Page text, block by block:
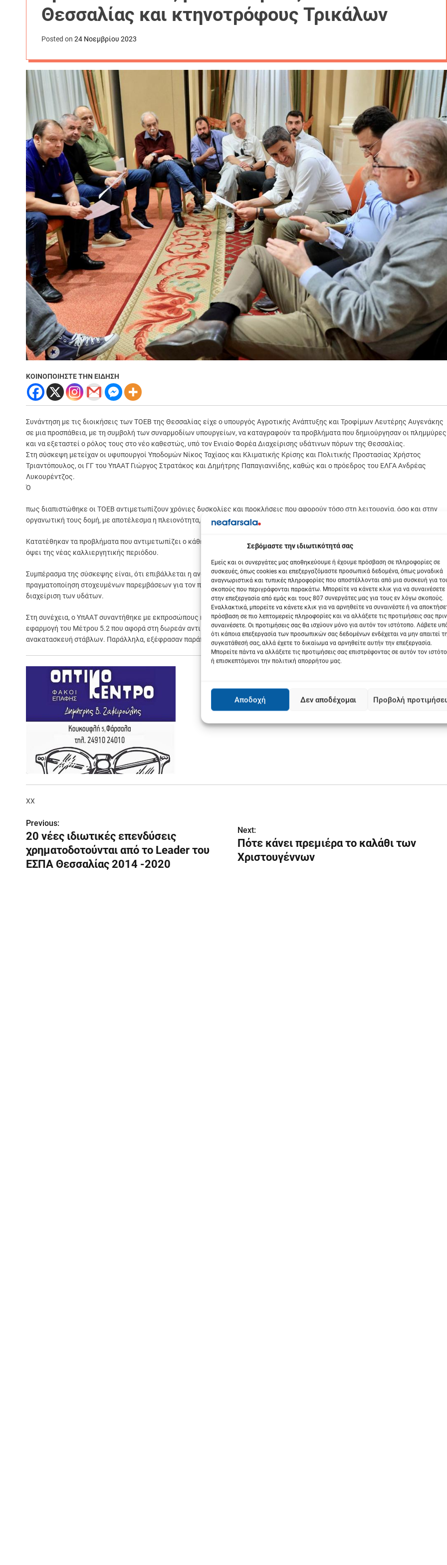
Σεβόμαστε την ιδιωτικότητά σας
Εμείς και οι συνεργάτες μας αποθηκεύουμε ή έχουμε πρόσβαση σε πληροφορίες σε
συσκευές, όπως cookies και επεξεργαζόμαστε προσωπικά δεδομένα, όπως μοναδικά
αναγνωριστικά και τυπικές πληροφορίες που αποστέλλονται από μια συσκευή για
σκοπούς που περιγράφονται παρακάτω. Μπορείτε να κάνετε κλικ για να συναινέσετε
στην επεξεργασία από εμάς και τους 807 συνεργάτες μας για τους εν λόγω σκοπούς.
Εναλλακτικά, μπορείτε να κάνετε κλικ για να αρνηθείτε να συναινέστε ή να
πρόσβαση σε πιο λεπτομερείς πληροφορίες και να αλλάξετε τις προτιμήσεις σας πριν
συναινέσετε. Οι προτιμήσεις σας θα ισχύουν μόνο για αυτόν τον ιστότοπο. Λάβετε
ότι κάποια επεξεργασία των προσωπικών σας δεδομένων ενδέχεται να μην απαιτεί
συγκατάθεσή σας, αλλά έχετε το δικαίωμα να αρνηθείτε αυτήν την επεξεργασία.
Μπορείτε πάντα να αλλάξετε τις προτιμήσεις σας επιστρέφοντας σε αυτόν τον
ή επισκεπτόμενοι την πολιτική απορρήτου μας.
Αποδοχή Δεν αποδέχομαι Προβολή
Θεσσαλίας και κτηνοτρόφους Τρικάλων
Posted on 24 Νοεμβρίου 2023
ΚΟΙΝΟΠΟΙΗΣΤΕ ΤΗΝ ΕΙΔΗΣΗ
Συνάντηση με τις διοικήσεις των ΤΟΕΒ της Θεσσαλίας είχε ο υπουργός Αγροτικής Ανάπτυξης και Τροφίμων Λευτέρης Αυγενάκης
σε μια προσπάθεια, με τη συμβολή των συναρμοδίων υπουργείων, να καταγραφούν τα προβλήματα που δημιούργησαν οι πλημμύρες
και να εξεταστεί ο ρόλος τους στο νέο καθεστώς, υπό τον Ενιαίο Φορέα Διαχείρισης υδάτινων πόρων της Θεσσαλίας.
Στη σύσκεψη μετείχαν οι υφυπουργοί Υποδομών Νίκος Ταχίαος και Κλιματικής Κρίσης και Πολιτικής Προστασίας Χρήστος
Τριαντόπουλος, οι ΓΓ του ΥπΑΑΤ Γιώργος Στρατάκος και Δημήτρης Παπαγιαννίδης, καθώς και ο πρόεδρος του ΕΛΓΑ Ανδρέας
Λυκουρέντζος.
Ό
πως διαπιστώθηκε οι ΤΟΕΒ αντιμετωπίζουν χρόνιες δυσκολίες και προκλήσεις που αφορούν τόσο στη λειτουργία, όσο και στην
οργανωτική τους δομή, με αποτέλεσμα η πλειονότητα, μετά και τις καταστροφές που προκάλεσε ο Daniel, να υπολειτουργεί.
Κατατέθηκαν τα προβλήματα που αντιμετωπίζει ο κάθε ΤΟΕΒ κι εξετάστηκαν τρόποι για καλύτερο συντονισμό και συνεργασία, εν
όψει της νέας καλλιεργητικής περιόδου.
Συμπέρασμα της σύσκεψης είναι, ότι επιβάλλεται η αναπροσαρμογή του θεσμικού πλαισίου λειτουργίας τους και η
πραγματοποίηση στοχευμένων παρεμβάσεων για τον πλήρη εκσυγχρονισμό τους και την υιοθέτηση μιας νέας στρατηγικής για τη
διαχείριση των υδάτων.
Στη συνέχεια, ο ΥπΑΑΤ συναντήθηκε με εκπροσώπους κτηνοτρόφων από τα Τρίκαλα, οι οποίοι ζήτησαν διευκρινίσεις για την
εφαρμογή του Μέτρου 5.2 που αφορά στη δωρεάν αντικατάσταση του ζωικού κεφαλαίου που χάθηκε στις πλημμύρες και στην
ανακατασκευή στάβλων. Παράλληλα, εξέφρασαν παράπονα για λάθη που έγιναν στις πληρωμές του ΟΠΕΚΕΠΕ.
XX
Π
λ
ο
Previous:
20 νέες ιδιωτικές επενδύσεις
χρηματοδοτούνται από το Leader του
ΕΣΠΑ Θεσσαλίας 2014 -2020
Next:
Πότε κάνει πρεμιέρα το καλάθι των
Χριστουγέννων